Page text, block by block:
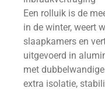
Een rolluik is de
in de winter, weert
slaapkamers en
uitgevoerd in
met
extra isolatie,